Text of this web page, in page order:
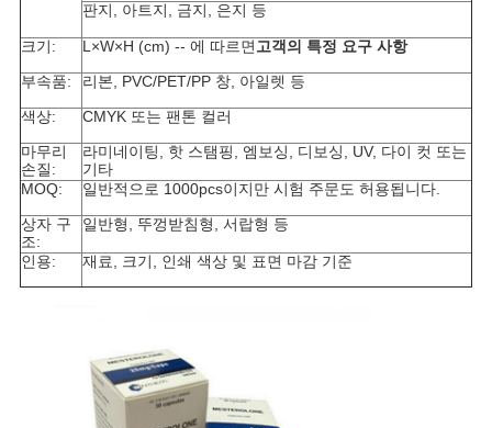
사
이
트
맵
PRIVACY
POLICY
판지, 아트지, 금지, 은지 등
크기: L×W×H (cm) -- 에 따르면고객의 특정 요구 사항
부속품:
리본, PVC/PET/PP 창, 아일렛 등
색상:
CMYK 또는 팬톤 컬러
마무리
손질:
라미네이팅, 핫 스탬핑, 엠보싱, 디보싱, UV, 다이 컷 또는
기타
MOQ:
일반적으로 1000pcs이지만 시험 주문도 허용됩니다.
상자 구
조:
일반형, 뚜껑받침형, 서랍형 등
인용: 재료, 크기, 인쇄 색상 및 표면 마감 기준